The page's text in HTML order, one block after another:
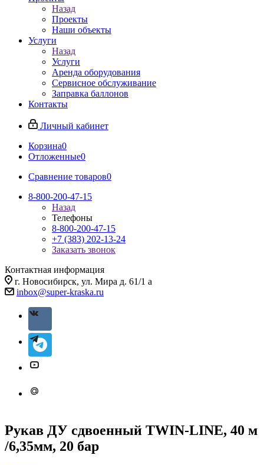
Назад
Проекты
Наши объекты
Услуги
Назад
Услуги
Аренда оборудования
Сервисное обслуживание
Заправка баллонов
Контакты
Личный кабинет
Корзина0
Отложенные0
Сравнение товаров0
8-800-200-47-15
Назад
Телефоны
8-800-200-47-15
+7 (383) 202-13-24
Заказать звонок
Контактная информация
г. Новосибирск, ул. Мира д. 61/1 а
inbox@super-kraska.ru
Рукав ДУ сдвоенный TWIN-LINE, 40 м
/6,35мм, 20 бар